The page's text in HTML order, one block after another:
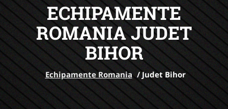
ECHIPAMENTE
ROMANIA JUDET
BIHOR
Echipamente Romania /Judet Bihor